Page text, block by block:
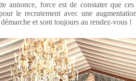
annonce, force est de constater que
le recrutement avec une
et sont toujours au rendez-vous !